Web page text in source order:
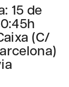
15 de
(C/